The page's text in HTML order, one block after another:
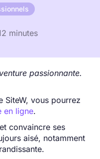
minutes
passionnante.
SiteW, vous pourrez
en ligne.
convaincre ses
aisé, notamment